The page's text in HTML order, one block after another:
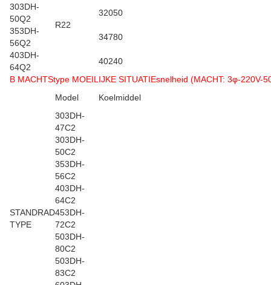
R22
303DH-
50Q2
32050
353DH-
56Q2
34780
403DH-
64Q2
40240
B MACHTStype MOEILIJKE SITUATIEsnelheid (MACHT: 3φ-220V-
Model
Koelmiddel
STANDRAD
TYPE
303DH-
47C2
303DH-
50C2
353DH-
56C2
403DH-
64C2
453DH-
72C2
503DH-
80C2
503DH-
83C2